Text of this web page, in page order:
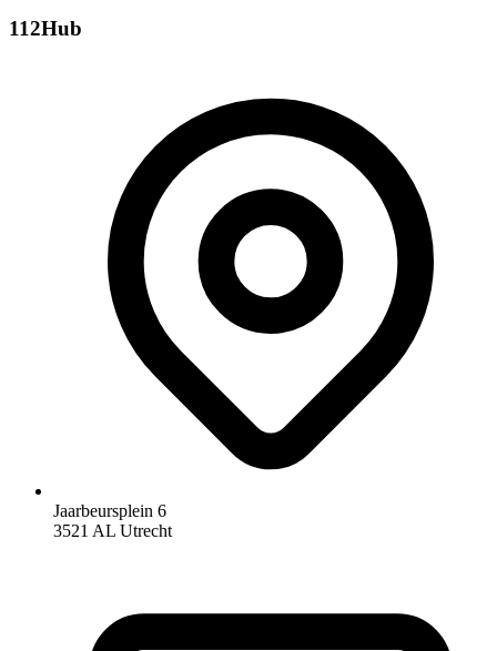
112Hub
Jaarbeursplein 6
3521 AL Utrecht